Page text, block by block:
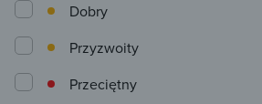
Przeciętny
Przyzwoity
Dobry